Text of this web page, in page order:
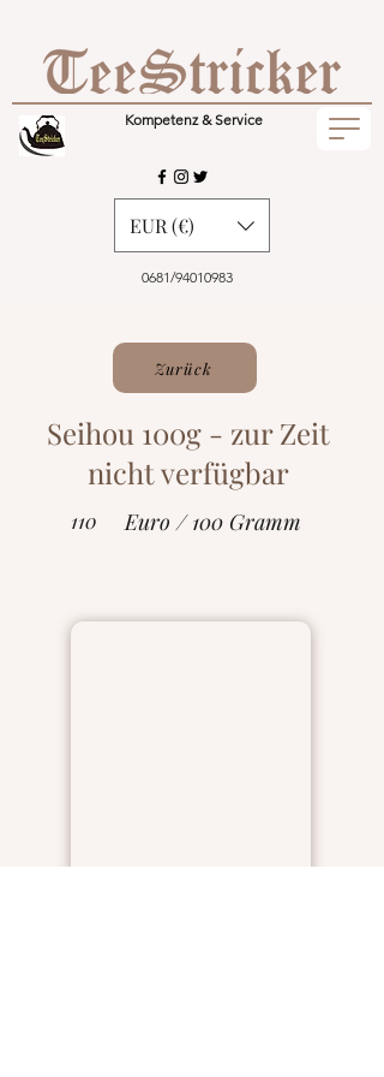
Kompetenz & Service
0681/94010983
EUR (€)
Zurück
Seihou 100g - zur Zeit
nicht verfügbar
110 Euro / 100 Gramm